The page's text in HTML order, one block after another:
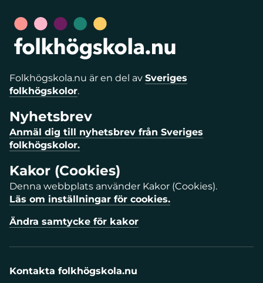
Folkhögskola.nu är en del av Sveriges
folkhögskolor.
Nyhetsbrev
Anmäl dig till nyhetsbrev från Sveriges
folkhögskolor.
Kakor (Cookies)
Denna webbplats använder Kakor (Cookies).
Läs om inställningar för cookies.
Ändra samtycke för kakor
Kontakta folkhögskola.nu